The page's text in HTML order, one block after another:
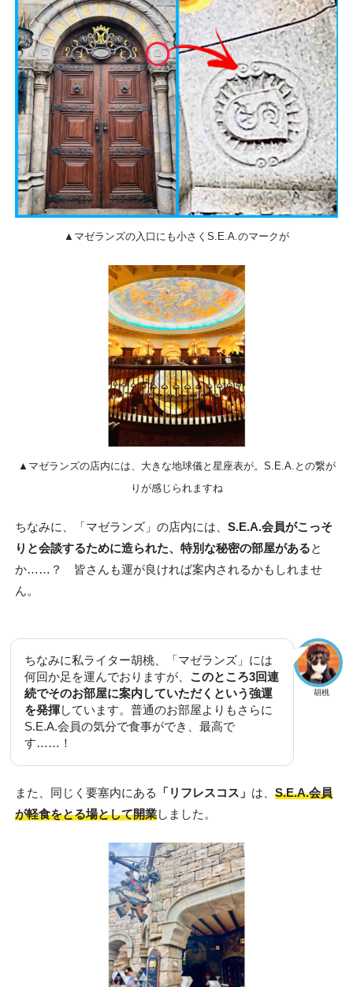
▲マゼランズの入口にも小さくS.E.A.のマークが
▲マゼランズの店内には、大きな地球儀と星座表が。S.E.A.との繋が
りが感じられますね
ちなみに、「マゼランズ」の店内には、 S.E.A.会員がこっそ
りと会談するために造られた、特別な秘密の部屋があると
か……？ 皆さんも運が良ければ案内されるかもしれませ
ん。
胡桃
ちなみに私ライター胡桃、「マゼランズ」には
何回か足を運んでおりますが、 このところ3回連
続でそのお部屋に案内していただくという強運
を発揮しています。普通のお部屋よりもさらに
S.E.A.会員の気分で食事ができ、最高で
す……！
また、同じく要塞内にある 「リフレスコス」 は、 S.E.A.会員
が軽食をとる場として開業しました。